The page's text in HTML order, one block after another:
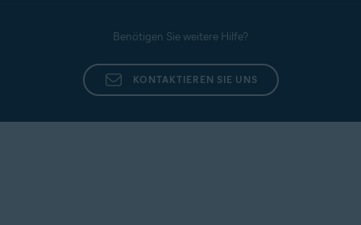
Benötigen Sie weitere Hilfe?
KONTAKTIEREN SIE UNS